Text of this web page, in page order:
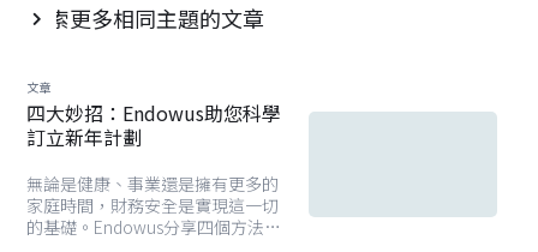
探索更多相同主題的文章

文章
四大妙招：Endowus助您科學
訂立新年計劃
無論是健康、事業還是擁有更多的
家庭時間，財務安全是實現這一切
的基礎。Endowus分享四個方法，